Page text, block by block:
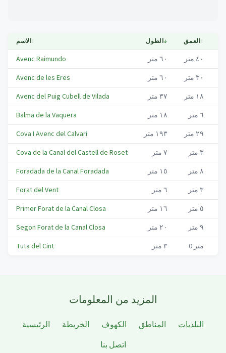
الاسم↕ الطول↓ العمق↕
Avenc Raimundo ٦٠ متر ٤٠ متر
Avenc de les Eres
٦٠ متر ٣٠ متر
Avenc del Puig Cubell de Vilada
٣٧ متر ١٨ متر
Balma de la Vaquera
١٨ متر ٦ متر
Cova I Avenc del Calvari
١٩٣ متر ٢٩ متر
Cova de la Canal del Castell de Roset
٧ متر ٣ متر
Foradada de la Canal Foradada
١٥ متر ٨ متر
Forat del Vent
٦ متر ٣ متر
Primer Forat de la Canal Closa
١٦ متر ٥ متر
Segon Forat de la Canal Closa
٢٠ متر ٩ متر
Tuta del Cint
٣ متر 0 متر
المزيد من المعلومات
الرئيسية الخريطة الكهوف المناطق
البلديات
اتصل بنا